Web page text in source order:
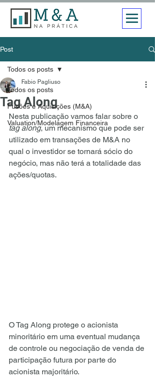
Post
Todos os posts
Fusões e Aquisições (M&A)
Valuation/Modelagem Financeira
Todos os posts
Tag Along
Fabio Pagliuso
Nesta publicação vamos falar sobre o
tag along, um mecanismo que pode ser
utilizado em transações de M&A no
qual o investidor se tornará sócio do
negócio, mas não terá a totalidade das
ações/quotas.
O Tag Along protege o acionista
minoritário em uma eventual mudança
de controle ou negociação de venda de
participação futura por parte do
acionista majoritário.